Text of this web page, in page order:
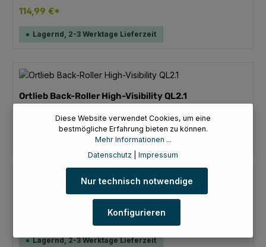
114,99 €*
Lagernd, 2-3 Werktage Lieferzeit
Ortlieb Back-Roller High-Visibility QL2.1
108,99 €*
Lagernd, 2-3 Werktage Lieferzeit
Ortlieb Back-Roller Plus CR QL2.1 Packtaschenset
Lagernd, 2-3 Werktage Lieferzeit
Diese Website verwendet Cookies, um eine
bestmögliche Erfahrung bieten zu können.
Mehr Informationen ...
Datenschutz
Impressum
Nur technisch notwendige
Konfigurieren